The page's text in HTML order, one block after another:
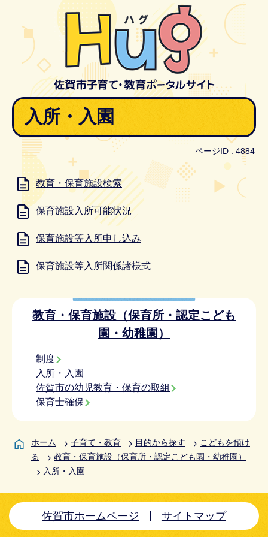
入所・入園
ページID : 4884
教育・保育施設検索
保育施設入所可能状況
保育施設等入所申し込み
保育施設等入所関係諸様式
教育・保育施設（保育所・認定こども
園・幼稚園）
制度
入所・入園
佐賀市の幼児教育・保育の取組
保育士確保
ホーム 子育て・教育 目的から探す
こどもを預け
る
教育・保育施設（保育所・認定こども園・幼稚園）
入所・入園
佐賀市ホームページ サイトマップ